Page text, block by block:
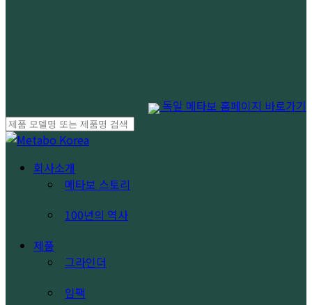
독일 메타보 홈페이지 바로가기
Close
search
Menu 회사소개
메타보 스토리
100년의 역사
제품
그라인더
임팩